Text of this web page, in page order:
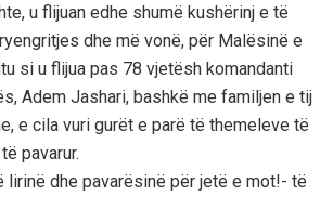
u flijuan edhe shumë kushërinj e të
dhe më vonë, për Malësinë e
si u flijua pas 78 vjetësh komandanti
Adem Jashari, bashkë me familjen e tij
e cila vuri gurët e parë të themeleve të
pavarur.
lirinë dhe pavarësinë për jetë e mot!- të